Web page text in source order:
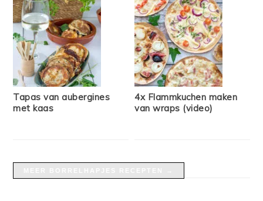
Tapas van aubergines
met kaas
4x Flammkuchen maken
van wraps (video)